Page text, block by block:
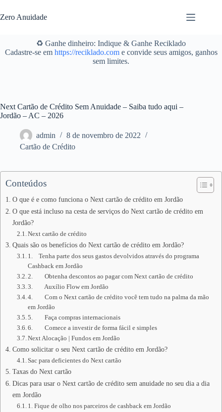
para
o
Zero Anuidade
♻️ Ganhe dinheiro: Indique & Ganhe Reciklado
Cadastre-se em https://reciklado.come convide seus amigos, ganhos
sem limites.
Next Cartão de Crédito Sem Anuidade – Saiba tudo aqui –
Jordão – AC – 2026
admin
8 de novembro de 2022
Cartão de Crédito
Conteúdos
O que é e como funciona o Next cartão de crédito em Jordão
O que está incluso na cesta de serviços do Next cartão de crédito em
Jordão?
Next cartão de crédito
Quais são os benefícios do Next cartão de crédito em Jordão?
1. Tenha parte dos seus gastos devolvidos através do programa
Cashback em Jordão
2. Obtenha descontos ao pagar com Next cartão de crédito
3. Auxílio Flow em Jordão
4. Com o Next cartão de crédito você tem tudo na palma da mão
em Jordão
5. Faça compras internacionais
6. Comece a investir de forma fácil e simples
Next Alocação | Fundos em Jordão
Como solicitar o seu Next cartão de crédito em Jordão?
Sac para deficientes do Next cartão
Taxas do Next cartão
Dicas para usar o Next cartão de crédito sem anuidade no seu dia a dia
em Jordão
1. Fique de olho nos parceiros de cashback em Jordão